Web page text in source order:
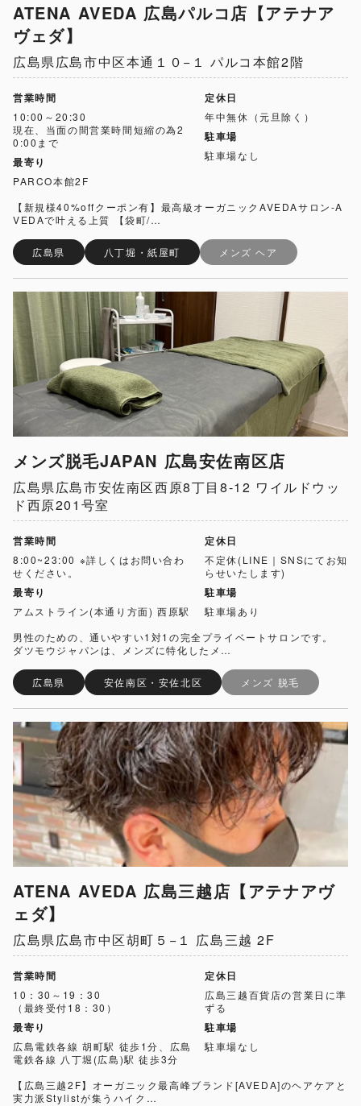
ATENA AVEDA 広島パルコ店【アテナア
ヴェダ】
広島県広島市中区本通１０−１ パルコ本館2階
営業時間
10:00～20:30
現在、当面の間営業時間短縮の為2
0:00まで
最寄り
PARCO本館2F
定休日
年中無休（元旦除く）
駐車場
駐車場なし
【新規様40%offクーポン有】最高級オーガニックAVEDAサロン‐A
VEDAで叶える上質 【袋町/…
広島県 八丁堀・紙屋町 メンズ ヘア
メンズ脱毛JAPAN 広島安佐南区店
広島県広島市安佐南区西原8丁目8-12 ワイルドウッ
ド西原201号室
営業時間
8:00~23:00 ※詳しくはお問い合わ
せください。
最寄り
アムストライン(本通り方面) 西原駅
定休日
不定休(LINE｜SNSにてお知
らせいたします)
駐車場
駐車場あり
男性のための、通いやすい1対1の完全プライベートサロンです。
ダツモウジャパンは、メンズに特化したメ…
広島県 安佐南区・安佐北区 メンズ 脱毛
ATENA AVEDA 広島三越店【アテナアヴ
ェダ】
広島県広島市中区胡町５−１ 広島三越 2F
営業時間
10：30～19：30
（最終受付18：30）
最寄り
広島電鉄各線 胡町駅 徒歩1分、広島
電鉄各線 八丁堀(広島)駅 徒歩3分
定休日
広島三越百貨店の営業日に準
ずる
駐車場
駐車場なし
【広島三越2F】オーガニック最高峰ブランド[AVEDA]のヘアケアと
実力派Stylistが集うハイク…